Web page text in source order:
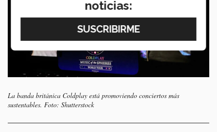
La banda británica Coldplay está promoviendo conciertos más
sustentables. Foto: Shutterstock
noticias: